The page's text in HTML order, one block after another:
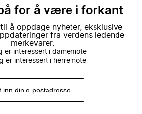
for å være i forkant
å oppdage nyheter, eksklusive
fra verdens ledende
merkevarer.
er interessert i damemote
er interessert i herremote